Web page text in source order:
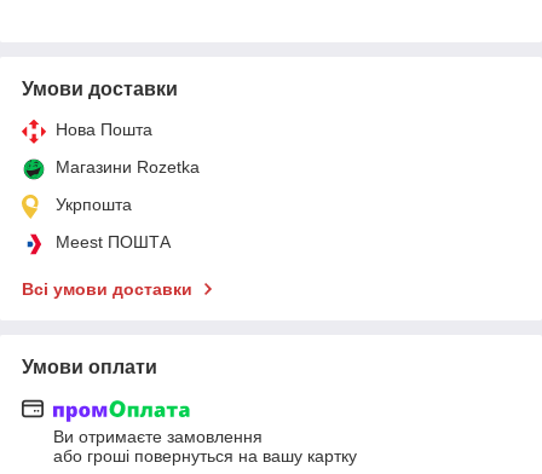
Умови доставки
Нова Пошта
Магазини Rozetka
Укрпошта
Meest ПОШТА
Всі умови доставки
Умови оплати
Ви отримаєте замовлення
або гроші повернуться на вашу картку